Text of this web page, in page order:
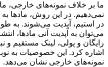
ما بر خلاف نمونه‌های خارجی،
نمی‌دهیم. در این روش، مادها
در استیم، آپدیت می‌شوند. به
می‌‌توان به آپدیت آنی مادها،
رایگان و پولی، لینک مستقیم و
اشاره کرد. این خصوصیات به
نمونه‌های خارجی نشان می‌دهد.